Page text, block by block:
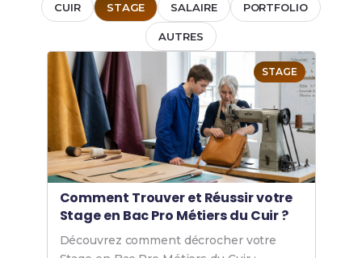
CUIR STAGE SALAIRE PORTFOLIO
AUTRES
STAGE
Comment Trouver et Réussir votre
Stage en Bac Pro Métiers du Cuir ?
Découvrez comment décrocher votre